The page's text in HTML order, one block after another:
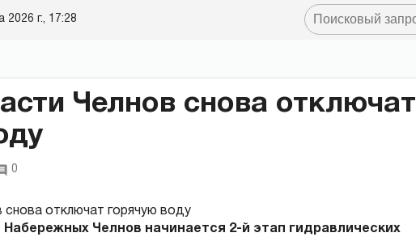
2026 г., 17:28
Челнов снова отключат
0
Челнов начинается 2-й этап гидравлических